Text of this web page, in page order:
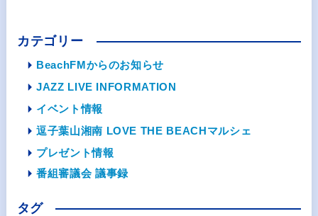
カテゴリー
BeachFMからのお知らせ
JAZZ LIVE INFORMATION
イベント情報
逗子葉山湘南 LOVE THE BEACHマルシェ
プレゼント情報
番組審議会 議事録
タグ